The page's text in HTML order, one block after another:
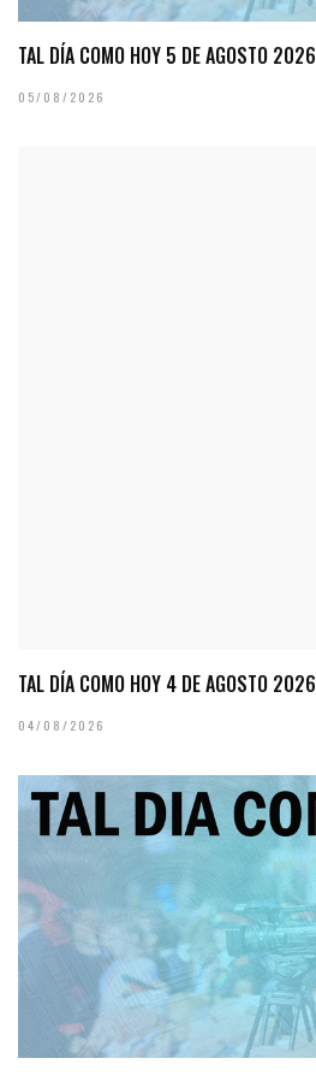
TAL DÍA COMO HOY 5 DE AGOSTO 2026
05/08/2026
TAL DÍA COMO HOY 4 DE AGOSTO 2026
04/08/2026